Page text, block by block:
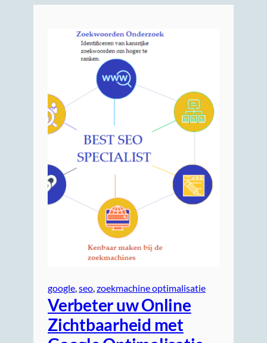
google, seo, zoekmachine optimalisatie
Verbeter uw Online
Zichtbaarheid met